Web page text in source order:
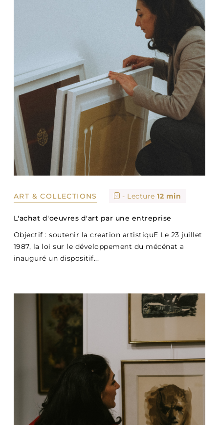
ART & COLLECTIONS - Lecture12 min
L'achat d'oeuvres d'art par une entreprise
Objectif : soutenir la creation artistiquE Le 23 juillet
1987, la loi sur le développement du mécénat a
inauguré un dispositif...